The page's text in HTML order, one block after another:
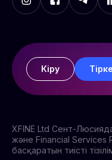
Кіру
XFINE Ltd Сент-
және Financial Services
басқаратын тиісті